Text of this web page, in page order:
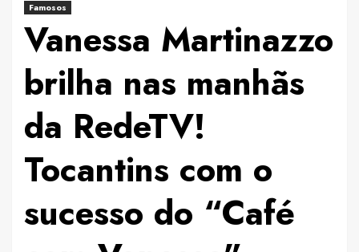
Famosos
Vanessa Martinazzo
brilha nas manhãs
da RedeTV!
Tocantins com o
sucesso do “Café